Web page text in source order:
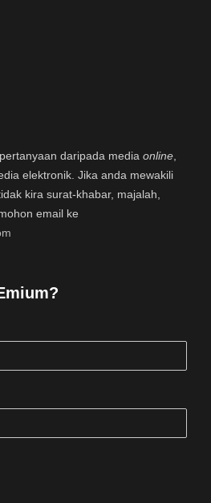
daripada media online
elektronik. Jika anda mewakili
kira surat-khabar, majalah,
email ke